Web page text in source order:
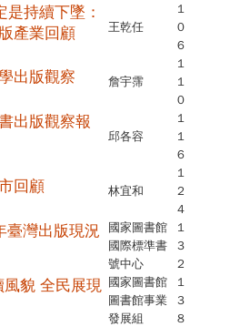
是持續下墜：
產業回顧
王乾任
1
0
6
出版觀察 詹宇霈
1
1
0
出版觀察報
邱各容
1
1
6
回顧 林宜和
1
2
4
臺灣出版現況
國家圖書館
國際標準書
號中心
1
3
2
貌 全民展現 國家圖書館
圖書館事業
發展組
1
3
8